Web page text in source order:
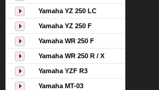
Yamaha YZ 250 LC
Yamaha YZ 250 F
Yamaha WR 250 F
Yamaha WR 250 R / X
Yamaha YZF R3
Yamaha MT-03